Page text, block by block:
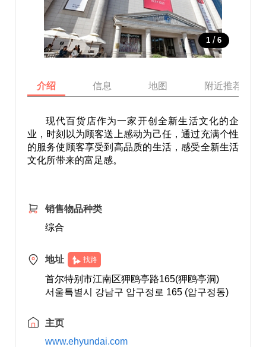
1 / 6
介绍 信息 地图 附近推荐景点
现代百货店作为一家开创全新生活文化的企
业，时刻以为顾客送上感动为己任，通过充满个性
的服务使顾客享受到高品质的生活，感受全新生活
文化所带来的富足感。
销售物品种类
综合
地址 找路
首尔特别市江南区狎鸥亭路165(狎鸥亭洞)
서울특별시 강남구 압구정로 165 (압구정동)
主页
www.ehyundai.com